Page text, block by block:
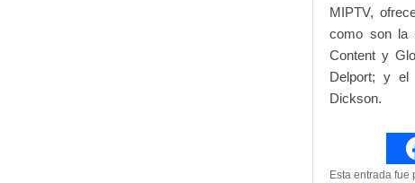
MIPTV,
como son la
Content y
Delport; y el
Dickson.
Esta entrada fue